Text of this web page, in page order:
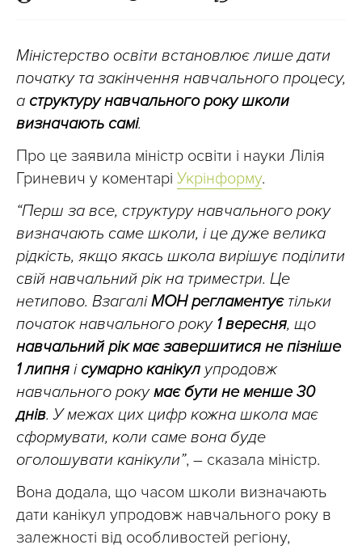
Міністерство освіти встановлює лише дати
початку та закінчення навчального процесу,
а структуру навчального року школи
визначають самі.
Про це заявила міністр освіти і науки Лілія
Гриневич у коментарі Укрінформу.
“Перш за все, структуру навчального року
визначають саме школи, і це дуже велика
рідкість, якщо якась школа вирішує поділити
свій навчальний рік на триместри. Це
нетипово. ВзагаліМОН регламентуєтільки
початок навчального року 1 вересня, що
навчальний рік має завершитися не пізніше
1 липня і сумарно канікул упродовж
навчального рокумає бути не менше 30
днів. У межах цих цифр кожна школа має
сформувати, коли саме вона буде
оголошувати канікули”, – сказала міністр.
Вона додала, що часом школи визначають
дати канікул упродовж навчального року в
залежності від особливостей регіону,